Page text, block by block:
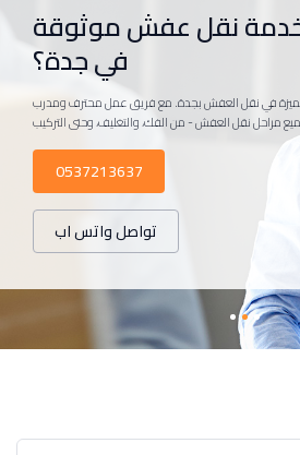
نقل عفش موثوقة
في جدة؟
في نقل العفش بجدة. مع فريق عمل محترف ومدرب
0537213637
تواصل واتس اب